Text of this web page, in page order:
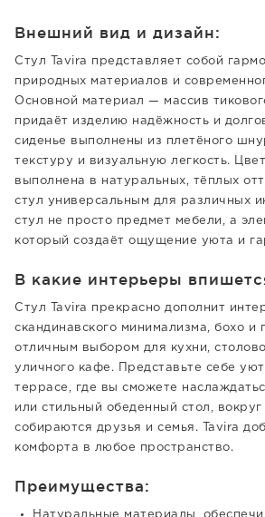
Внешний вид и дизайн:
Стул Tavira представляет собой
природных материалов и
Основной материал — массив
придаёт изделию надёжность и
сиденье выполнены из плетёного
текстуру и визуальную легкость.
выполнена в натуральных, тёплых
стул универсальным для различных
стул не просто предмет мебели, а
который создаёт ощущение уюта и
В какие интерьеры
Стул Tavira прекрасно дополнит
скандинавского минимализма, бохо и
отличным выбором для кухни,
уличного кафе. Представьте себе
террасе, где вы сможете
или стильный обеденный стол, вокруг
собираются друзья и семья. Tavira
комфорта в любое пространство.
Преимущества:
Натуральные материалы,